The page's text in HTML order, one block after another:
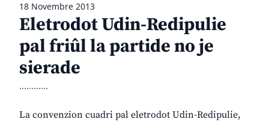
18 Novembre 2013
Eletrodot Udin-Redipulie
pal friûl la partide no je
sierade
............
La convenzion cuadri pal eletrodot Udin-Redipulie,